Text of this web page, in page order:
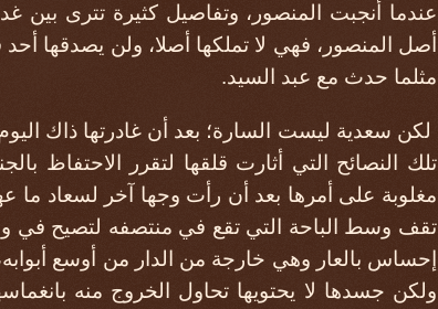
عندما أنجبت المنصور، وتفاصيل كثيرة تترى بين
أصل المنصور، فهي لا تملكها أصلا، ولن يصدقها
مثلما حدث مع عبد السيد.
لكن سعدية ليست السارة؛ بعد أن غادرتها ذاك
تلك النصائح التي أثارت قلقها لتقرر الاحتفاظ
مغلوبة على أمرها بعد أن رأت وجها آخر لسعاد
تقف وسط الباحة التي تقع في منتصفه لتصيح في
إحساس بالعار وهي خارجة من الدار من أوسع
ولكن جسدها لا يحتويها تحاول الخروج منه